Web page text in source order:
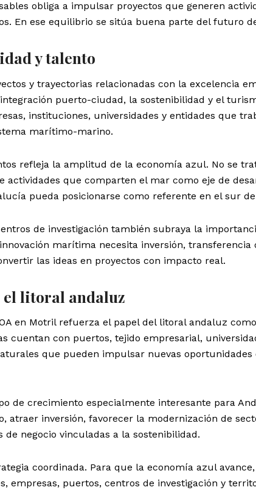
obliga a impulsar proyectos que generen
En ese equilibrio se sitúa buena parte del futuro
y talento
y trayectorias relacionadas con la excelencia
puerto-ciudad, la sostenibilidad y el
instituciones, universidades y entidades que
marítimo-marino.
refleja la amplitud de la economía azul. No se
actividades que comparten el mar como eje de
pueda posicionarse como referente en el sur
de investigación también subraya la
marítima necesita inversión, transferencia
las ideas en proyectos con impacto real.
litoral andaluz
en Motril refuerza el papel del litoral andaluz
cuentan con puertos, tejido empresarial,
que pueden impulsar nuevas oportunidades
de crecimiento especialmente interesante para
atraer inversión, favorecer la modernización de
negocio vinculadas a la sostenibilidad.
coordinada. Para que la economía azul
empresas, puertos, centros de investigación y